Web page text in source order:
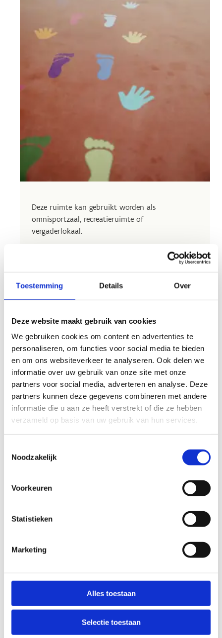
Toestemming Details Over
Deze website maakt gebruik van cookies
We gebruiken cookies om content en advertenties te
personaliseren, om functies voor social media te bieden
en om ons websiteverkeer te analyseren. Ook delen we
informatie over uw gebruik van onze site met onze
partners voor social media, adverteren en analyse. Deze
partners kunnen deze gegevens combineren met andere
informatie die u aan ze heeft verstrekt of die ze hebben
verzameld op basis van uw gebruik van hun services.
Noodzakelijk
Voorkeuren
Statistieken
Marketing
Alles toestaan
Selectie toestaan
Deze ruimte kan gebruikt worden als
omnisportzaal, recreatieruimte of
vergaderlokaal.
In deze ruimte zijn tafels, stoelen, WIFI en een
Bekijk de tarieven
Huur de
polyvalente
ruimte
Op zoek naar een uitvalsbasis
voor jouw club?